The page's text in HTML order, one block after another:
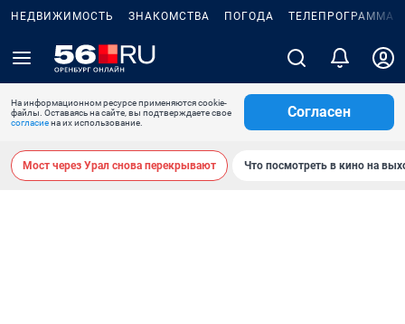
НЕДВИЖИМОСТЬ ЗНАКОМСТВА ПОГОДА ТЕЛЕПРОГРАММА
На информационном ресурсе применяются cookie-
файлы. Оставаясь на сайте, вы подтверждаете свое
согласиена их использование.
Согласен
Мост через Урал снова перекрывают Что посмотреть в кино на